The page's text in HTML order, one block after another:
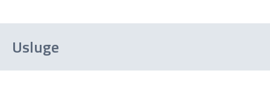
Usluge